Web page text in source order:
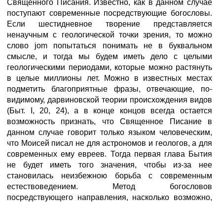
Священного Писания. Известно, как в данном случае
поступают современные посредствующие богословы.
Если шестидневное творение представляется
ненаучным с геологической точки зрения, то можно
слово jom попытаться понимать не в буквальном
смысле, и тогда мы будем иметь дело с целыми
геологическими периодами, которые можно растянуть
в целые миллионы лет. Можно в известных местах
подметить благоприятные фразы, отвечающие, по-
видимому, дарвиновской теории происхождения видов
(Быт. I, 20, 24), а в конце концов всегда остается
возможность признать, что Священное Писание в
данном случае говорит только языком человеческим,
что Моисей писал не для астрономов и геологов, а для
современных ему евреев. Тогда первая глава Бытия
не будет иметь того значения, чтобы из-за нее
становилась неизбежною борьба с современным
естествоведением. Метод богословов
посредствующего направления, насколько возможно,